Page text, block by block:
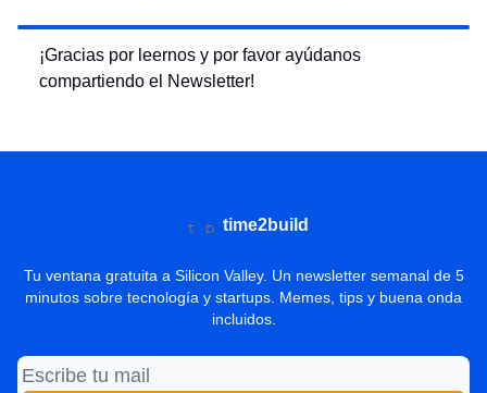
¡Gracias por leernos y por favor ayúdanos
compartiendo el Newsletter!
time2build
Tu ventana gratuita a Silicon Valley. Un newsletter semanal de 5
minutos sobre tecnología y startups. Memes, tips y buena onda
incluidos.